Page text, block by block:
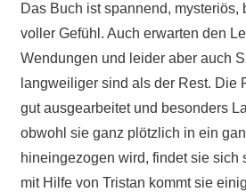
Das Buch ist spannend, mysteriös,
voller Gefühl. Auch erwarten den
Wendungen und leider aber auch
langweiliger sind als der Rest. Die
gut ausgearbeitet und besonders
obwohl sie ganz plötzlich in ein
hineingezogen wird, findet sie sich
mit Hilfe von Tristan kommt sie